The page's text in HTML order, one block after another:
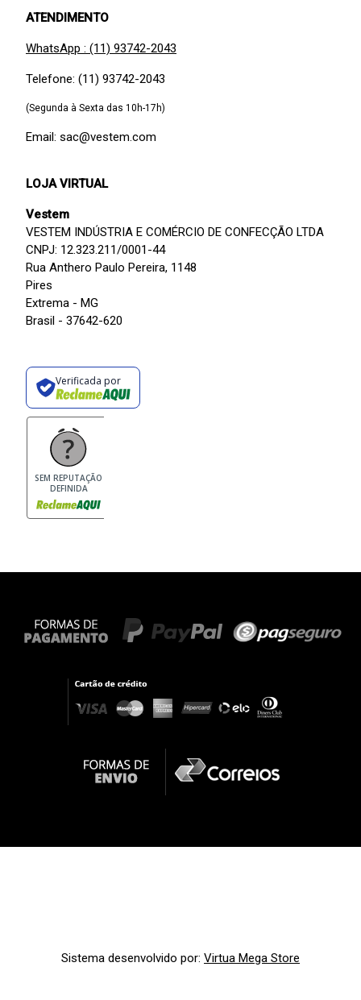
ATENDIMENTO
WhatsApp : (11) 93742-2043
Telefone: (11) 93742-2043
(Segunda à Sexta das 10h-17h)
Email: sac@vestem.com
LOJA VIRTUAL
Vestem
VESTEM INDÚSTRIA E COMÉRCIO DE CONFECÇÃO LTDA
CNPJ: 12.323.211/0001-44
Rua Anthero Paulo Pereira, 1148
Pires
Extrema - MG
Brasil - 37642-620
Verificada por
SEM REPUTAÇÃO
DEFINIDA
Sistema desenvolvido por: Virtua Mega Store